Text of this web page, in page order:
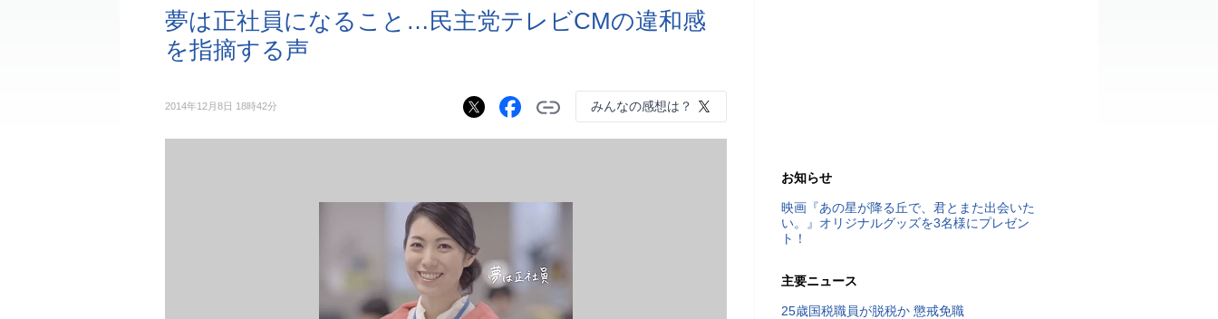
夢は正社員になること…民主党テレビCMの違和感
を指摘する声
2014年12月8日 18時42分 みんなの感想は？
お知らせ
映画『あの星が降る丘で、君とまた出会いた
い。』オリジナルグッズを3名様にプレゼン
ト！
主要ニュース
25歳国税職員が脱税か 懲戒免職